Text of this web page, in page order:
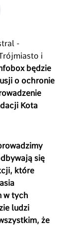
-
i
będzie
o ochronie
Kota
się
które
w tych
ludzi
że